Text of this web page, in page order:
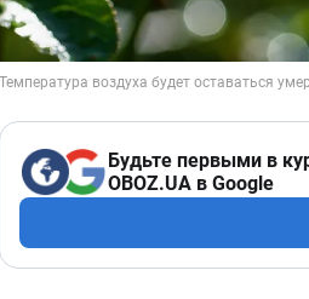
Будьте первыми в
OBOZ.UA в Google